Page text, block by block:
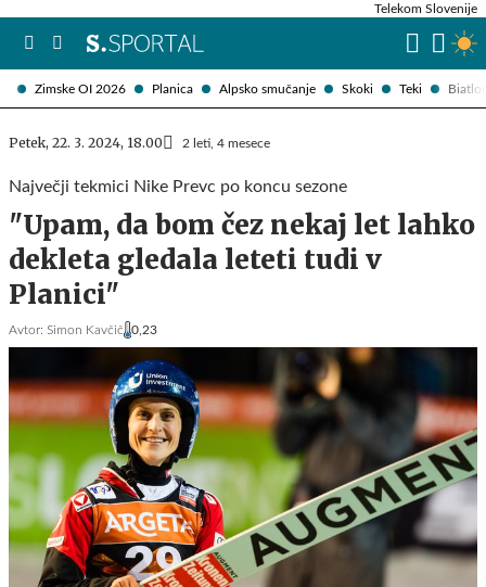
Zimske OI 2026 Planica Alpsko smučanje Skoki Teki
Telekom Slovenije
Petek, 22. 3. 2024, 18.00 2 leti, 4 mesece
Največji tekmici Nike Prevc po koncu sezone
"Upam, da bom čez nekaj let lahko
dekleta gledala leteti tudi v
Planici"
Avtor: Simon Kavčič 0,23